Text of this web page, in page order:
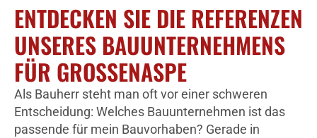
ENTDECKEN SIE DIE REFERENZEN
UNSERES BAUUNTERNEHMENS
FÜR GROSSENASPE
Als Bauherr steht man oft vor einer schweren
Entscheidung: Welches Bauunternehmen ist das
passende für mein Bauvorhaben? Gerade in